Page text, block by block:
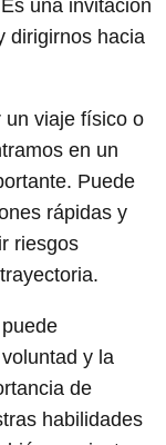
una invitación
dirigirnos hacia
un viaje físico o
en un
Puede
rápidas y
riesgos
y la
de
habilidades